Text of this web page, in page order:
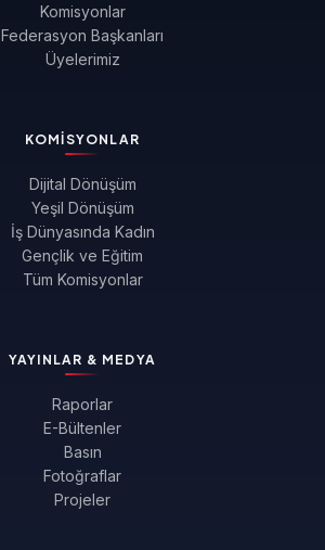
Komisyonlar
Federasyon Başkanları
Üyelerimiz
KOMISYONLAR
Dijital Dönüşüm
Yeşil Dönüşüm
İş Dünyasında Kadın
Gençlik ve Eğitim
Tüm Komisyonlar
YAYINLAR & MEDYA
Raporlar
E-Bültenler
Basın
Fotoğraflar
Projeler